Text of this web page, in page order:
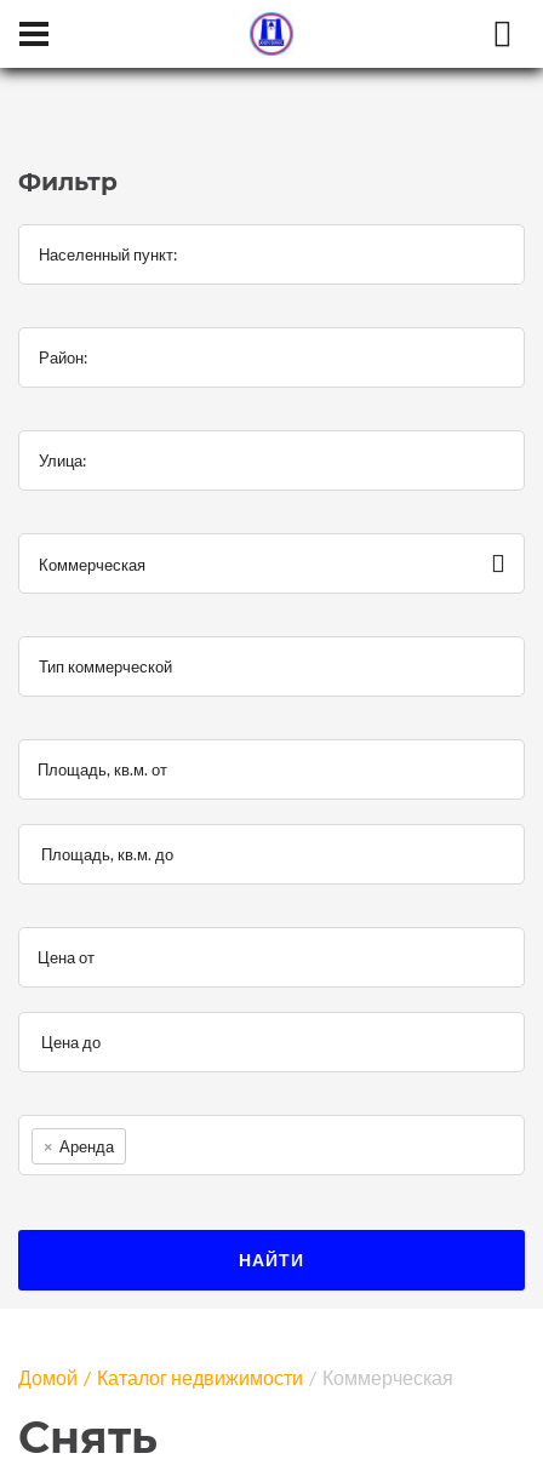
Фильтр
Коммерческая
Площадь, кв.м. от
Площадь, кв.м. до
Цена от
Цена до
× Аренда
НАЙТИ
Снять
Домой Каталог недвижимости Коммерческая